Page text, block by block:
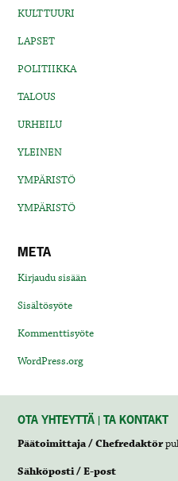
KULTTUURI
LAPSET
POLITIIKKA
TALOUS
URHEILU
YLEINEN
YMPÄRISTÖ
YMPÄRISTÖ
META
Kirjaudu sisään
Sisältösyöte
Kommenttisyöte
WordPress.org
OTA YHTEYTTÄ | TA KONTAKT
Päätoimittaja / Chefredaktör
Sähköposti / E-post